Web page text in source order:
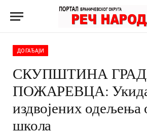
ДОГАЂАЈИ
СКУПШТИНА
ПОЖАРЕВЦА: Укида
издвојених одељења
школа